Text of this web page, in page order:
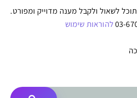
לשאול ולקבל מענה מדוייק ומפורט.
להוראות שימוש